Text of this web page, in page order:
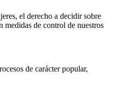
el derecho a decidir sobre
medidas de control de nuestros
de carácter popular,